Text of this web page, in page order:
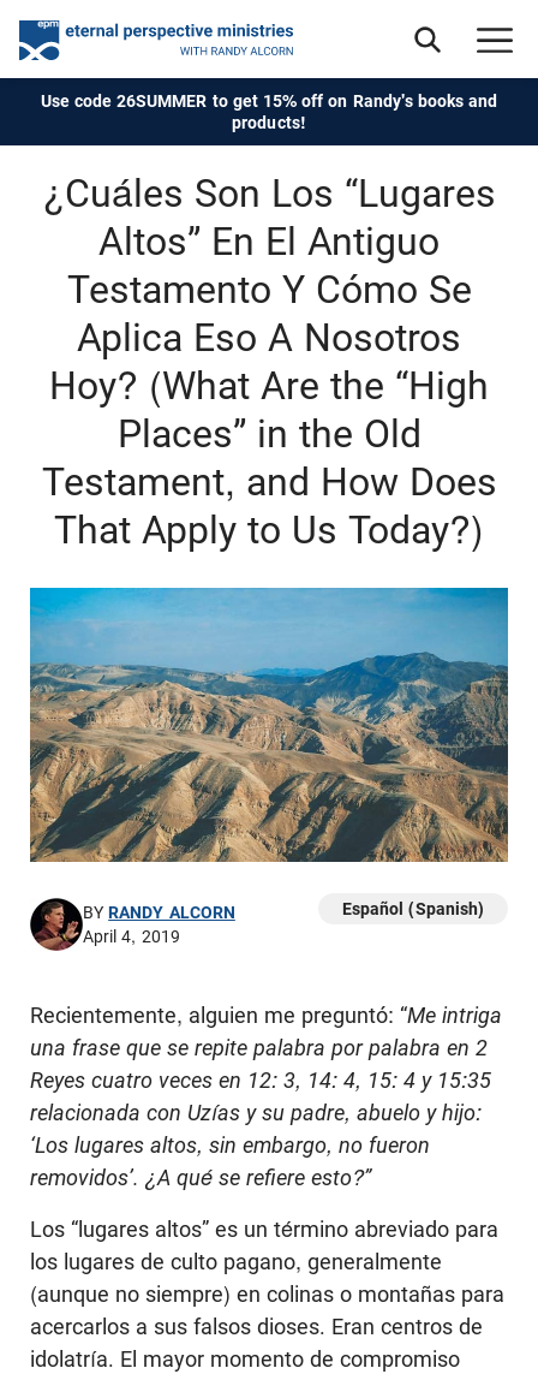
Use code 26SUMMER to get 15% off on Randy's books and
products!
¿Cuáles Son Los “Lugares
Altos” En El Antiguo
Testamento Y Cómo Se
Aplica Eso A Nosotros
Hoy? (What Are the “High
Places” in the Old
Testament, and How Does
That Apply to Us Today?)
BYRANDY ALCORN
April 4, 2019
Español (Spanish)
Recientemente, alguien me preguntó: “Me intriga
una frase que se repite palabra por palabra en 2
Reyes cuatro veces en 12: 3, 14: 4, 15: 4 y 15:35
relacionada con Uzías y su padre, abuelo y hijo:
‘Los lugares altos, sin embargo, no fueron
removidos’. ¿A qué se refiere esto?”
Los “lugares altos” es un término abreviado para
los lugares de culto pagano, generalmente
(aunque no siempre) en colinas o montañas para
acercarlos a sus falsos dioses. Eran centros de
idolatría. El mayor momento de compromiso